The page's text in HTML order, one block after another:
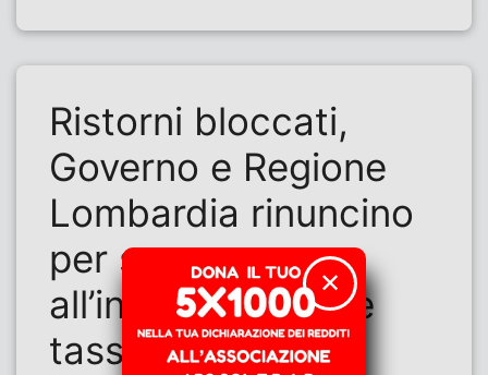
Ristorni bloccati,
Governo e Regione
Lombardia rinuncino
per sempre
all’incostituzionale
tassa sulla salute
✕